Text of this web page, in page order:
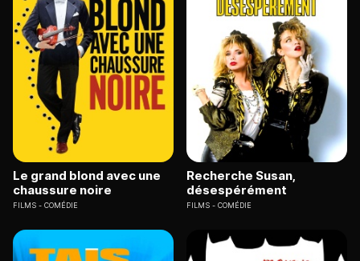
Le grand blond avec une
chaussure noire
FILMS COMÉDIE
Recherche Susan,
désespérément
FILMS COMÉDIE